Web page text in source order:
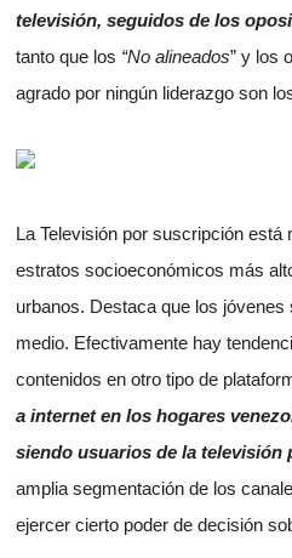
televisión, seguidos de los
tanto que los “No alineados” y los
agrado por ningún liderazgo son
La Televisión por suscripción
estratos socioeconómicos más
urbanos. Destaca que los
medio. Efectivamente hay
contenidos en otro tipo de
a internet en los hogares
siendo usuarios de la televisión
amplia segmentación de los
ejercer cierto poder de decisión